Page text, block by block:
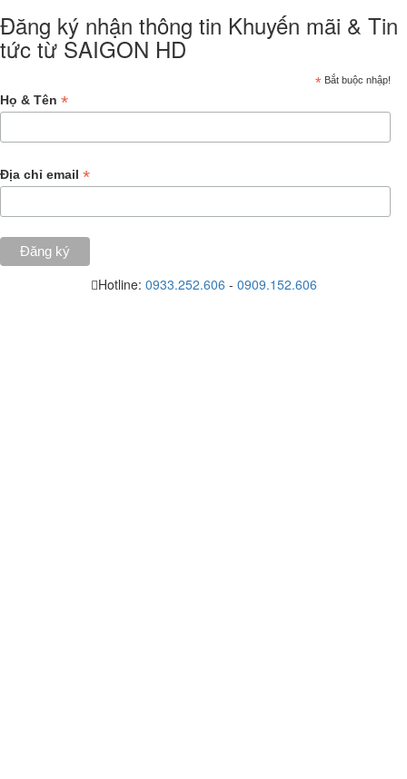
Đăng ký nhận thông tin Khuyến mãi & Tin
tức từ SAIGON HD
* Bắt buộc nhập!
Họ & Tên *
Địa chỉ email *
Hotline: 0933.252.606 - 0909.152.606